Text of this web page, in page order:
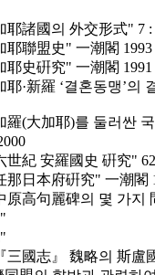
耶諸國의 外交形式" 7 :
耶聯盟史" 一潮閣 1993
耶史硏究" 一潮閣 1991
耶·新羅 ‘결혼동맹’의
羅(⼤加耶)를 둘러싼
世紀 安羅國史 硏究"
那日本府硏究" 一潮閣
原高句麗碑의 몇 가지
三國志』 魏略의 斯盧